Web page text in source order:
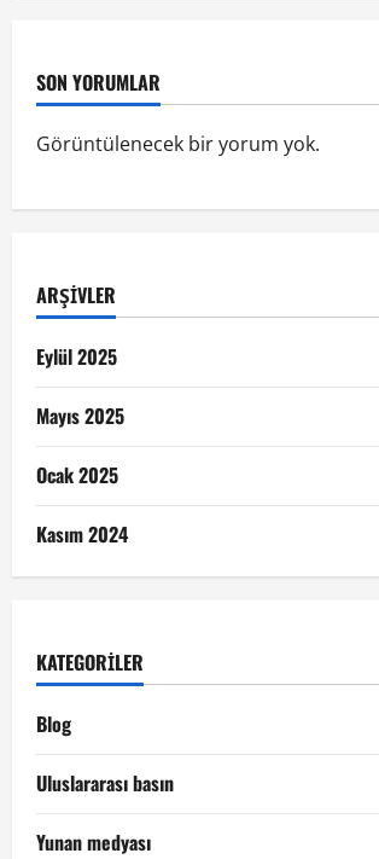
SON YORUMLAR
Görüntülenecek bir yorum yok.
ARŞIVLER
Eylül 2025
Mayıs 2025
Ocak 2025
Kasım 2024
KATEGORILER
Blog
Uluslararası basın
Yunan medyası